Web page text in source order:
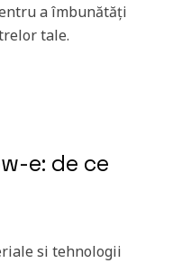
a îmbunătăți
tale.
e: de ce
si tehnologii